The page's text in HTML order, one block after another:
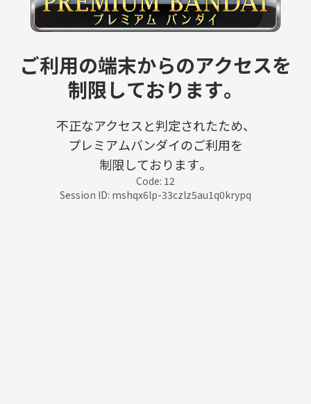
ご利用の端末からのアクセスを
制限しております。
不正なアクセスと判定されたため、
プレミアムバンダイのご利用を
制限しております。
Code: 12
Session ID: mshqx6lp-33czlz5au1q0krypq